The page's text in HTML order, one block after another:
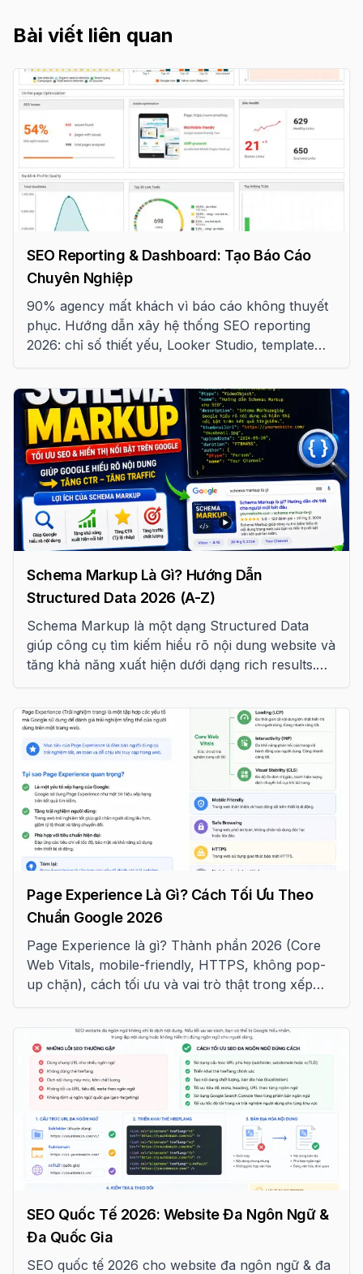
Bài viết liên quan
SEO Reporting & Dashboard: Tạo Báo Cáo
Chuyên Nghiệp
90% agency mất khách vì báo cáo không thuyết
phục. Hướng dẫn xây hệ thống SEO reporting
2026: chỉ số thiết yếu, Looker Studio, template
Schema Markup Là Gì? Hướng Dẫn
Structured Data 2026 (A-Z)
Schema Markup là một dạng Structured Data
giúp công cụ tìm kiếm hiểu rõ nội dung website và
tăng khả năng xuất hiện dưới dạng rich results.
Page Experience Là Gì? Cách Tối Ưu Theo
Chuẩn Google 2026
Page Experience là gì? Thành phần 2026 (Core
Web Vitals, mobile-friendly, HTTPS, không pop-
up chặn), cách tối ưu và vai trò thật trong xếp
SEO Quốc Tế 2026: Website Đa Ngôn Ngữ &
Đa Quốc Gia
SEO quốc tế 2026 cho website đa ngôn ngữ & đa